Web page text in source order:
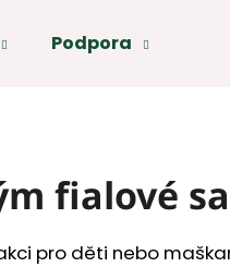
Podpora
fialové
pro děti nebo